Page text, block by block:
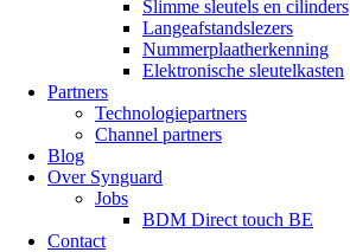
Slimme sleutels en cilinders
Langeafstandslezers
Nummerplaatherkenning
Elektronische sleutelkasten
Partners
Technologiepartners
Channel partners
Blog
Over Synguard
Jobs
BDM Direct touch BE
Contact